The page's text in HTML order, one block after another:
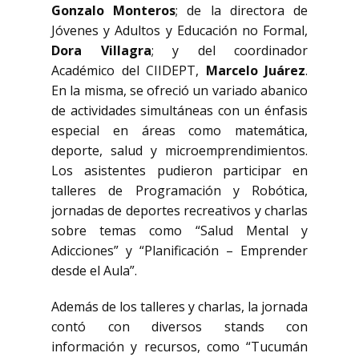
Gonzalo Monteros; de la directora de
Jóvenes y Adultos y Educación no Formal,
Dora Villagra; y del coordinador
Académico del CIIDEPT, Marcelo Juárez.
En la misma, se ofreció un variado abanico
de actividades simultáneas con un énfasis
especial en áreas como matemática,
deporte, salud y microemprendimientos.
Los asistentes pudieron participar en
talleres de Programación y Robótica,
jornadas de deportes recreativos y charlas
sobre temas como “Salud Mental y
Adicciones” y “Planificación – Emprender
desde el Aula”.
Además de los talleres y charlas, la jornada
contó con diversos stands con
información y recursos, como “Tucumán